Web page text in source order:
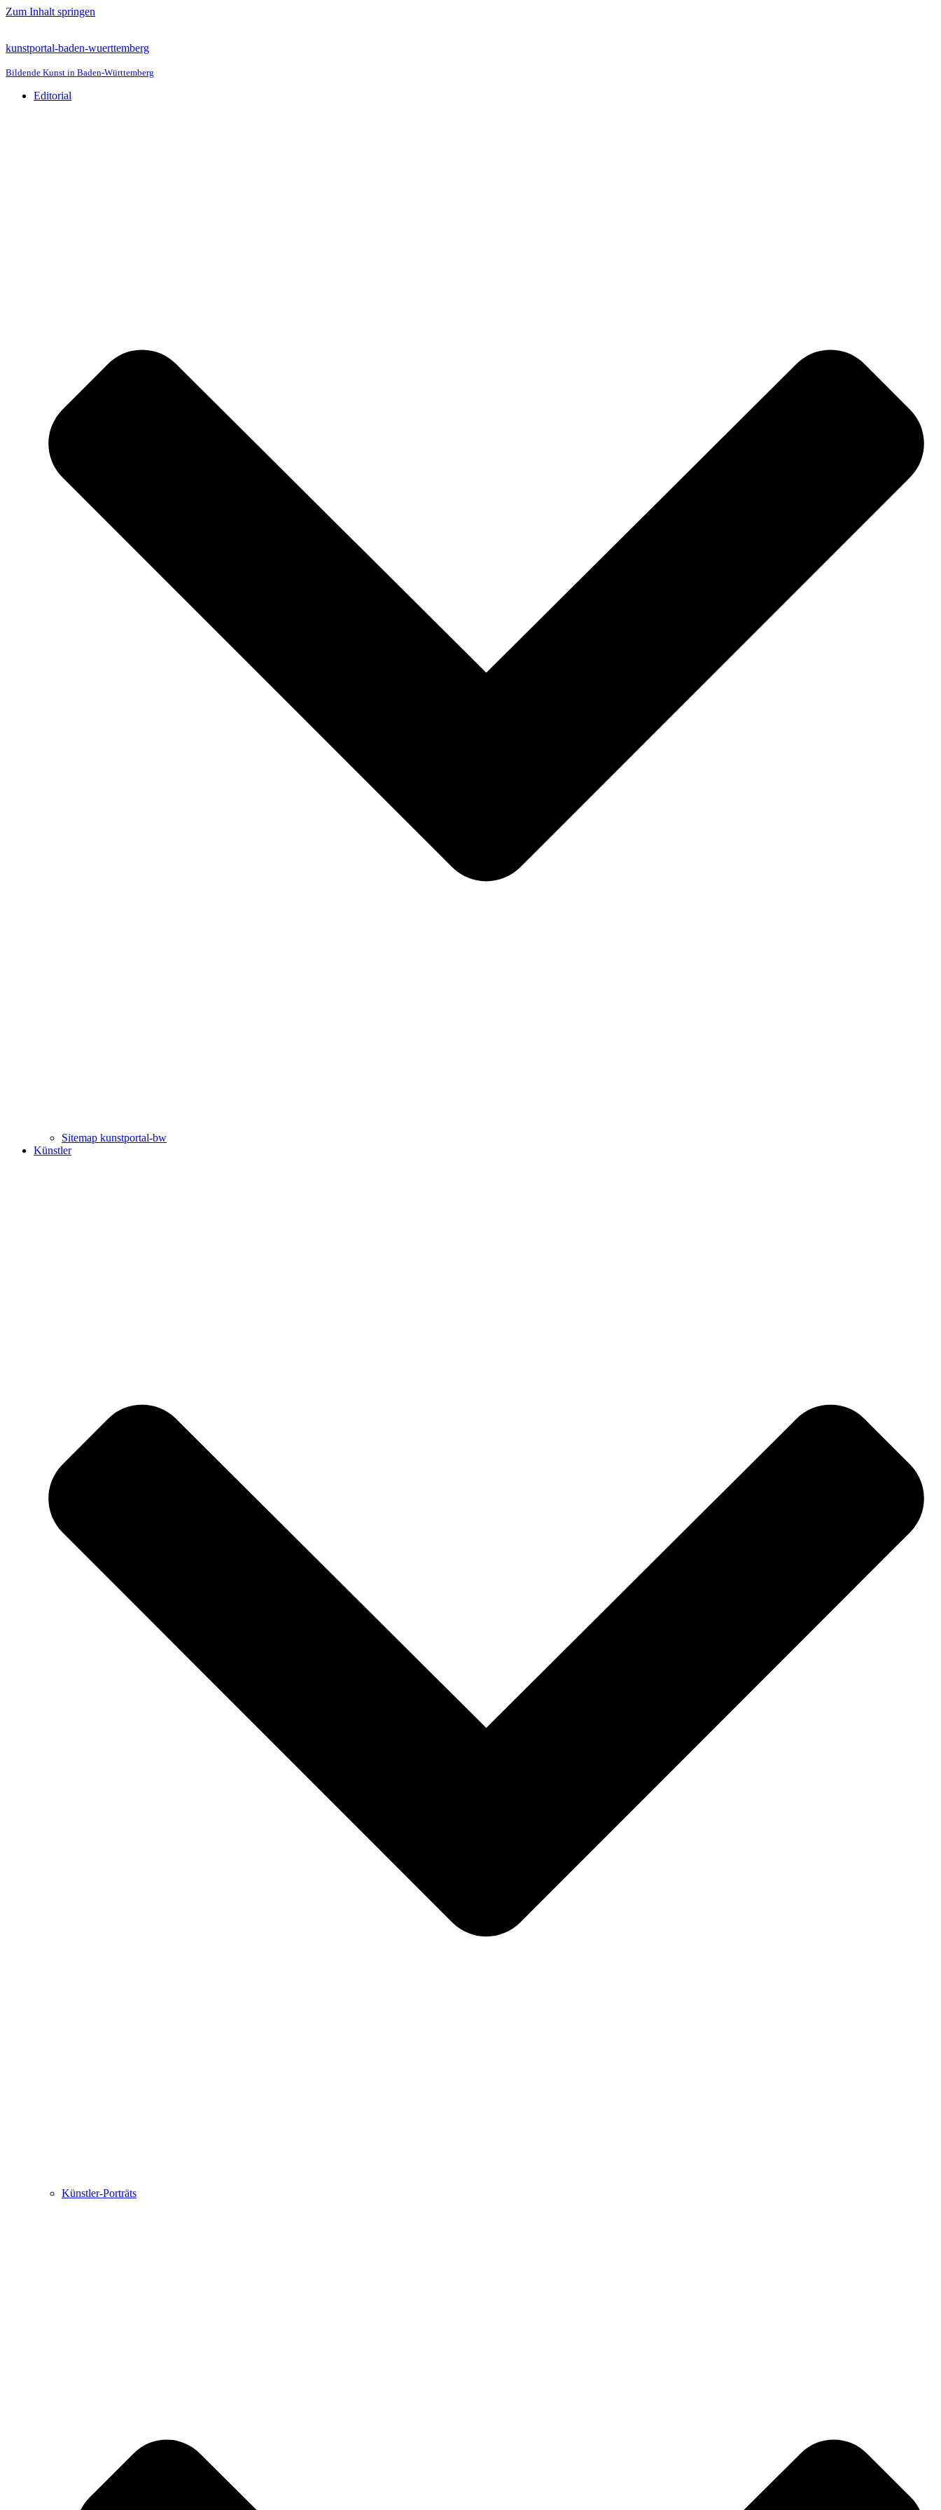
Zum Inhalt springen
kunstportal-baden-wuerttemberg
Bildende Kunst in Baden-Württemberg
Editorial
Sitemap kunstportal-bw
Künstler
Künstler-Porträts